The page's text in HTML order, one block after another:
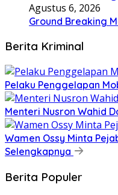
Agustus 6, 2026
Ground Breaking
Berita Kriminal
​Pelaku Penggelapan
​Menteri Nusron Wahid
Wamen Ossy Minta
Selengkapnya
Berita Populer